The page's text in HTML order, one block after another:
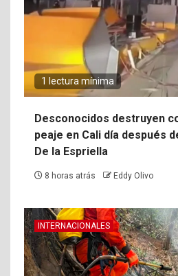
1 lectura mínima
Desconocidos destruyen
peaje en Cali día después
De la Espriella
8 horas atrás Eddy Olivo
INTERNACIONALES